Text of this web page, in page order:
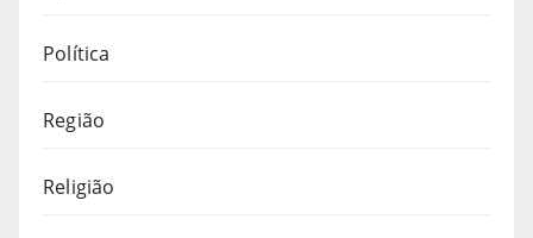
Política
Região
Religião